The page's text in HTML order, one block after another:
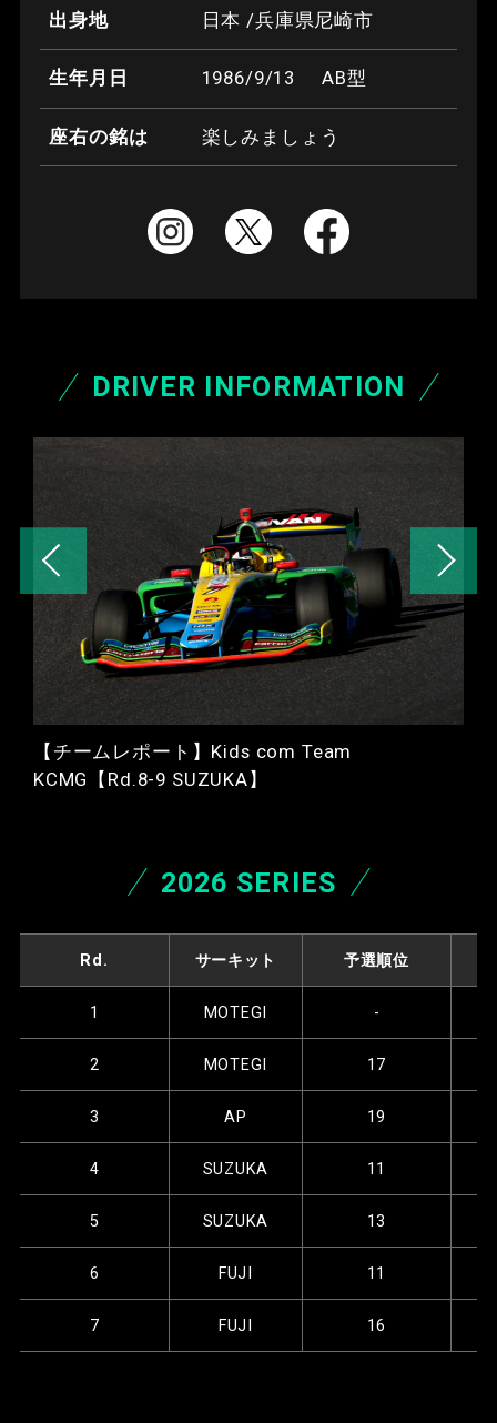
出身地 日本 /兵庫県尼崎市
生年月日 1986/9/13 AB型
座右の銘は 楽しみましょう
DRIVER INFORMATION
【チームレポート】Kids com Team
KCMG【Rd.8-9 SUZUKA】
2026 SERIES
Rd. サーキット 予選順位
1 MOTEGI -
2 MOTEGI 17
3 AP 19
4 SUZUKA 11
5 SUZUKA 13
6 FUJI 11
7 FUJI 16